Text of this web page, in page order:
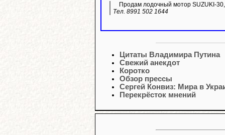
Продам лодочный мотор SUZUKI-
Тел. 8991 502 1644
Цитаты Владимира Путина
Свежий анекдот
Коротко
Обзор прессы
Сергей Конвиз: Мира в
Перекрёсток мнений